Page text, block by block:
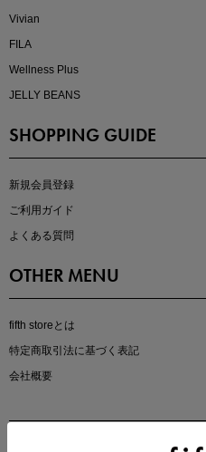
大人の着映えアイテム5選
マストバイアイテム
Vivian
FILA
Wellness Plus
JELLY BEANS
SHOPPING GUIDE
新規会員登録
ご利用ガイド
よくある質問
OTHER MENU
fifth storeとは
特定商取引法に基づく表記
会社概要